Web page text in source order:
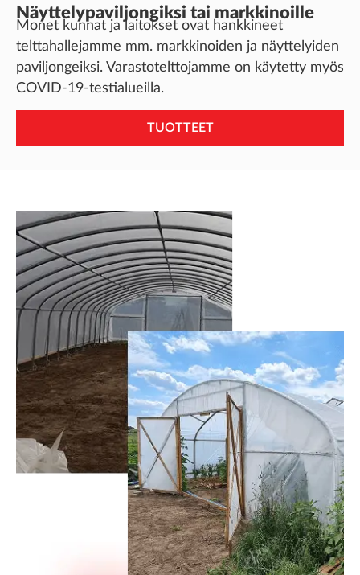
Näyttelypaviljongiksi tai markkinoille
Monet kunnat ja laitokset ovat hankkineet
telttahallejamme mm. markkinoiden ja näyttelyiden
paviljongeiksi. Varastotelttojamme on käytetty myös
COVID-19-testialueilla.
TUOTTEET